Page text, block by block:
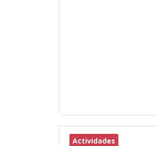
Actividades